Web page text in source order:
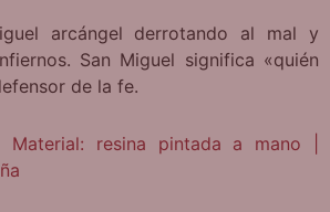
arcángel derrotando al mal y
San Miguel significa «quién
de la fe.
resina pintada a mano |